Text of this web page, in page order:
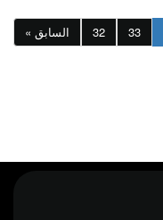
« السابق 32 33